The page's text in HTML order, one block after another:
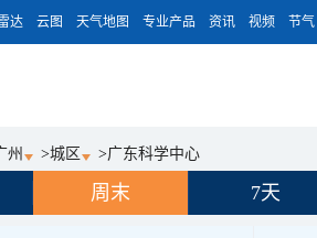
达 云图 天气地图 专业产品 资讯 视频 节气
州 >城区 >广东科学中心
周末 7天